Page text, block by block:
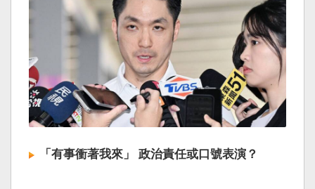
「有事衝著我來」 政治責任或口號表演？